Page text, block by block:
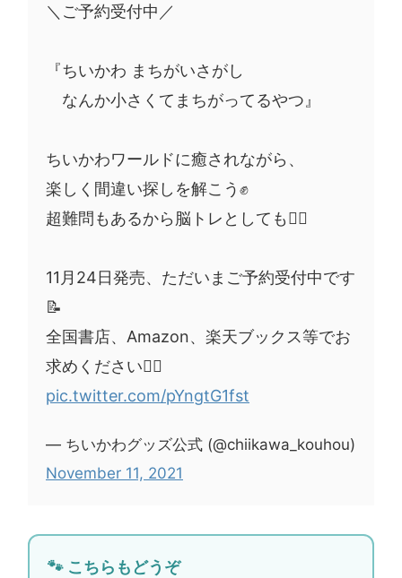
＼ご予約受付中／
『ちいかわ まちがいさがし
なんか小さくてまちがってるやつ』
ちいかわワールドに癒されながら、
楽しく間違い探しを解こう✊
超難問もあるから脳トレとしても🙆‍♀️
11月24日発売、ただいまご予約受付中です
📝
全国書店、Amazon、楽天ブックス等でお
求めください🙇‍♀️
pic.twitter.com/pYngtG1fst
— ちいかわグッズ公式 (@chiikawa_kouhou)
November 11, 2021
🐾 こちらもどうぞ